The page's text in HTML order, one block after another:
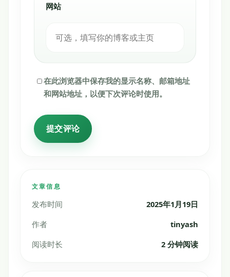
文章信息
发布时间
2025年1月19日
作者
tinyash
阅读时长
2 分钟阅读
网站
在此浏览器中保存我的显示名称、邮箱地址
和网站地址，以便下次评论时使用。